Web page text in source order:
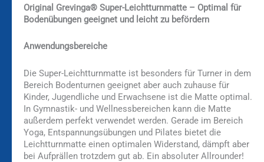
Original Grevinga® Super-Leichtturnmatte – Optimal für
Bodenübungen geeignet und leicht zu befördern
Anwendungsbereiche
Die Super-Leichtturnmatte ist besonders für Turner in dem
Bereich Bodenturnen geeignet aber auch zuhause für
Kinder, Jugendliche und Erwachsene ist die Matte optimal.
In Gymnastik- und Wellnessbereichen kann die Matte
außerdem perfekt verwendet werden. Gerade im Bereich
Yoga, Entspannungsübungen und Pilates bietet die
Leichtturnmatte einen optimalen Widerstand, dämpft aber
bei Aufprällen trotzdem gut ab. Ein absoluter Allrounder!